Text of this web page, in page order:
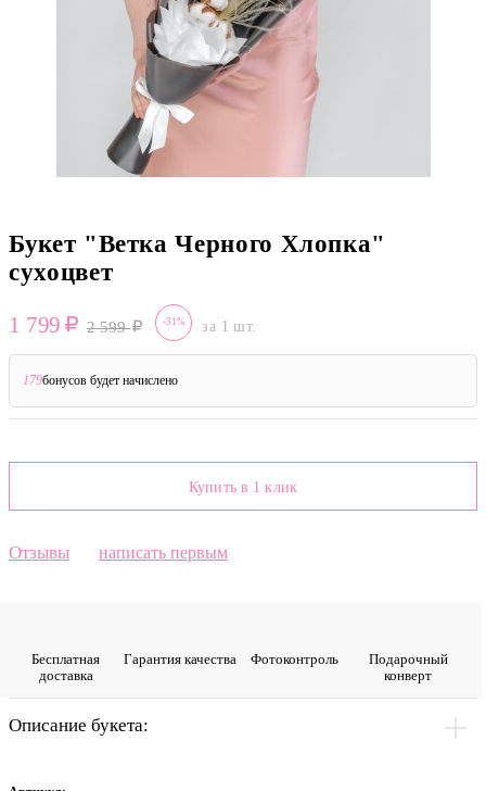
Букет "Ветка Черного Хлопка"
сухоцвет
1 799 2 599 -31% за 1 шт.
179бонусов будет начислено
Купить в 1 клик
Отзывы написать первым
Бесплатная
доставка
Гарантия качества Фото­контроль
Подарочный
конверт
Описание букета: